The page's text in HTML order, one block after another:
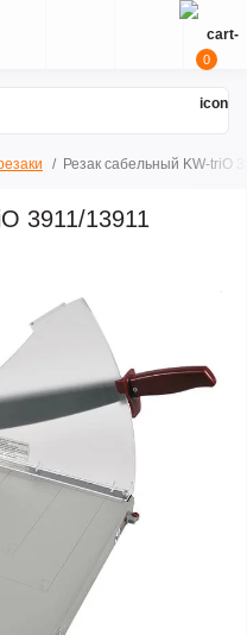
0
Резак сабельный KW-triO
3911/13911